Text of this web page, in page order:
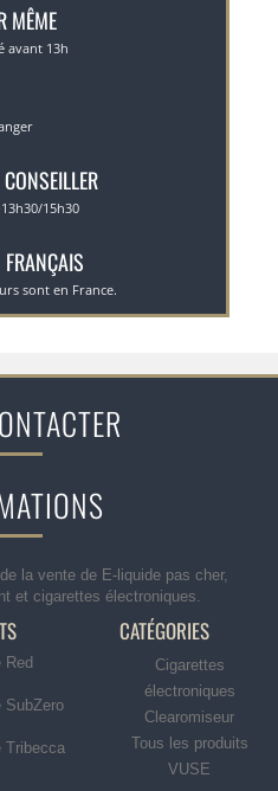
MÊME
avant 13h
15h30
sont en France.
la vente de E-liquide pas cher,
et cigarettes électroniques.
Red
SubZero
Tribecca
CATÉGORIES
Cigarettes
électroniques
Clearomiseur
Tous les produits
VUSE